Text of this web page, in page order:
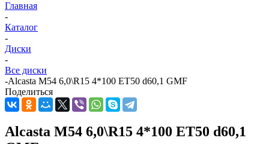
Главная
-
Каталог
-
Диски
-
Все диски
-Alcasta M54 6,0\R15 4*100 ET50 d60,1 GMF
Поделиться
Alcasta M54 6,0\R15 4*100 ET50 d60,1